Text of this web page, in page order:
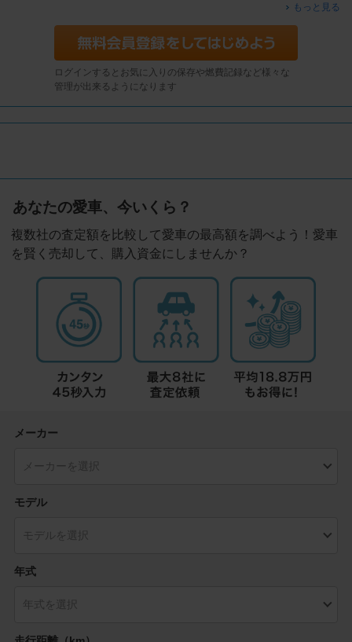
もっと見る
ログインするとお気に入りの保存や燃費記録など様々な
管理が出来るようになります
あなたの愛車、今いくら？
複数社の査定額を比較して愛車の最高額を調べよう！愛車
を賢く売却して、購入資金にしませんか？
メーカー
モデル
年式